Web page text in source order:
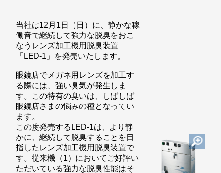
当社は12月1日（日）に、静かな稼
働音で継続して強力な脱臭をおこ
なうレンズ加工機用脱臭装置
「LED-1」を発売いたします。
眼鏡店でメガネ用レンズを加工す
る際には、強い臭気が発生しま
す。この特有の臭いは、しばしば
眼鏡店さまの悩みの種となってい
ます。
この度発売するLED-1は、より静
かに、継続して脱臭することを目
指したレンズ加工機用脱臭装置で
す。従来機（1）においてご好評い
ただいている強力な脱臭性能はそ